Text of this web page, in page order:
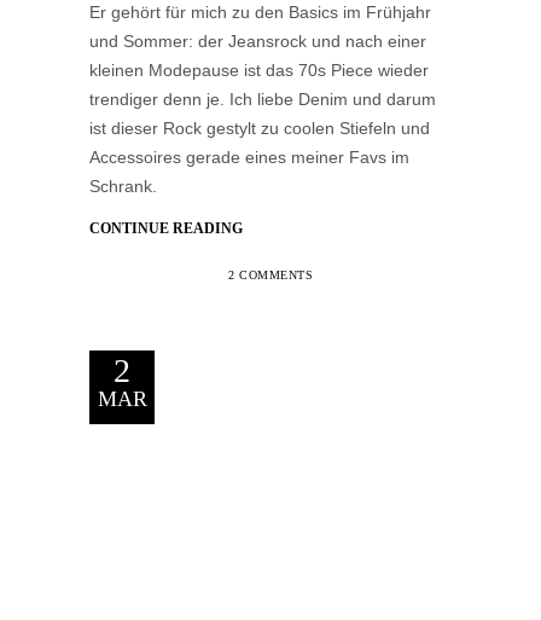
Er gehört für mich zu den Basics im Frühjahr
und Sommer: der Jeansrock und nach einer
kleinen Modepause ist das 70s Piece wieder
trendiger denn je. Ich liebe Denim und darum
ist dieser Rock gestylt zu coolen Stiefeln und
Accessoires gerade eines meiner Favs im
Schrank.
CONTINUE READING
2 COMMENTS
2
MAR